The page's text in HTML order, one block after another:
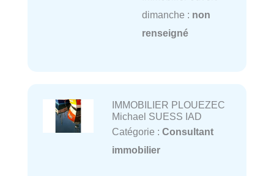
dimanche : non
renseigné
IMMOBILIER PLOUEZEC
Michael SUESS IAD
Catégorie : Consultant
immobilier